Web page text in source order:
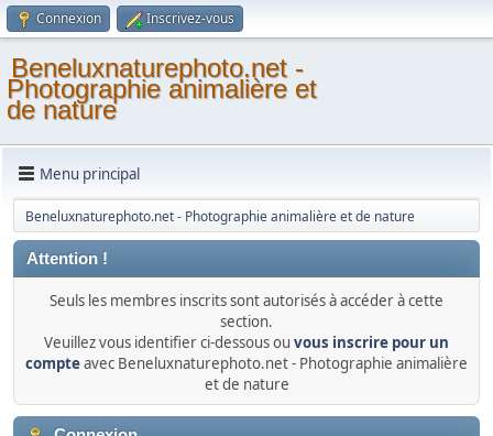
Connexion Inscrivez-vous
Beneluxnaturephoto.net -
Photographie animalière et
de nature
Menu principal
Beneluxnaturephoto.net - Photographie animalière et de nature
Attention !
Seuls les membres inscrits sont autorisés à accéder à cette
section.
Veuillez vous identifier ci-dessous ou vous inscrire pour un
compteavec Beneluxnaturephoto.net - Photographie animalière
et de nature